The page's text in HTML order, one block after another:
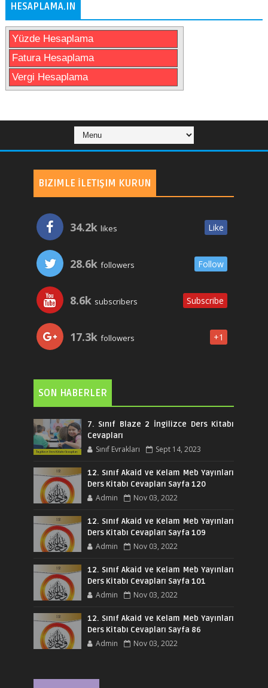
HESAPLAMA.IN
Yüzde Hesaplama
Fatura Hesaplama
Vergi Hesaplama
BIZIMLE İLETIŞIM KURUN
34.2k likes Like
28.6k followers Follow
8.6k subscribers Subscribe
17.3k followers +1
SON HABERLER
7. Sınıf Blaze 2 İngilizce Ders Kitabı
Cevapları
Sınıf Evrakları Sept 14, 2023
12. Sınıf Akaid ve Kelam Meb Yayınları
Ders Kitabı Cevapları Sayfa 120
Admin Nov 03, 2022
12. Sınıf Akaid ve Kelam Meb Yayınları
Ders Kitabı Cevapları Sayfa 109
Admin Nov 03, 2022
12. Sınıf Akaid ve Kelam Meb Yayınları
Ders Kitabı Cevapları Sayfa 101
Admin Nov 03, 2022
12. Sınıf Akaid ve Kelam Meb Yayınları
Ders Kitabı Cevapları Sayfa 86
Admin Nov 03, 2022